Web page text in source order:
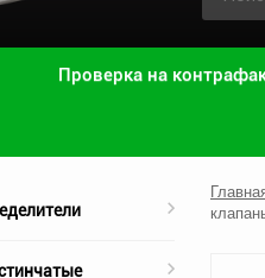
Проверка на